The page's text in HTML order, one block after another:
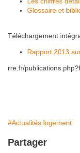
Glossaire et
Téléchargement
Rapport 2013
rre.fr/
#Actualités logement
Partager